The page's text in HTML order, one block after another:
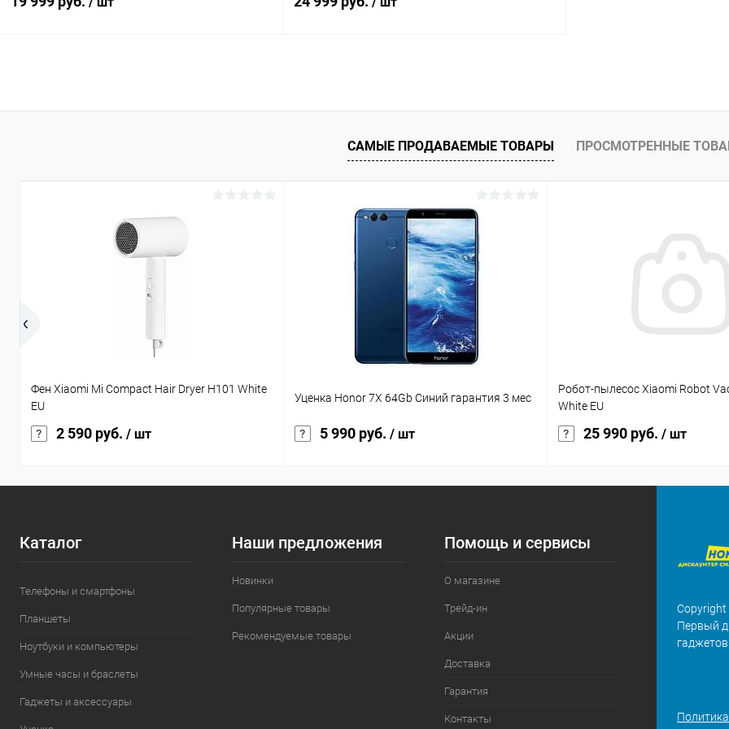
К сравнению К сравнению
В избранное Под заказ
САМЫЕ ПРОДАВАЕМЫЕ ТОВАРЫ ПРОСМОТРЕННЫЕ
Фен Xiaomi Mi Compact Hair Dryer H101 White
EU
2 590 руб. / шт
Уценка Honor 7X 64Gb Синий гарантия 3 мес
5 990 руб. / шт
Робот-пылесос Xiaomi Robot
White EU
25 990 руб. / шт
Каталог
Телефоны и смартфоны
Планшеты
Ноутбуки и компьютеры
Умные часы и браслеты
Гаджеты и аксессуары
Наши предложения
Новинки
Популярные товары
Рекомендуемые товары
Помощь и сервисы
О магазине
Трейд-ин
Акции
Доставка
Гарантия
Контакты
Copyright
Первый